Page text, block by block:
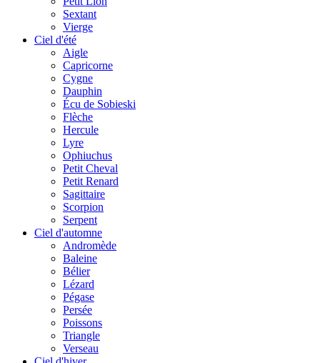
Sextant
Vierge
Ciel d'été
Aigle
Capricorne
Cygne
Dauphin
Écu de Sobieski
Flèche
Hercule
Lyre
Ophiuchus
Petit Cheval
Petit Renard
Sagittaire
Scorpion
Serpent
Ciel d'automne
Andromède
Baleine
Bélier
Lézard
Pégase
Persée
Poissons
Triangle
Verseau